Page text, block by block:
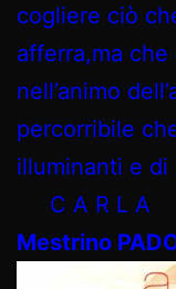
cogliere ciò
afferra,ma
nell’animo
percorribile
illuminanti e
C A R L A
Mestrino